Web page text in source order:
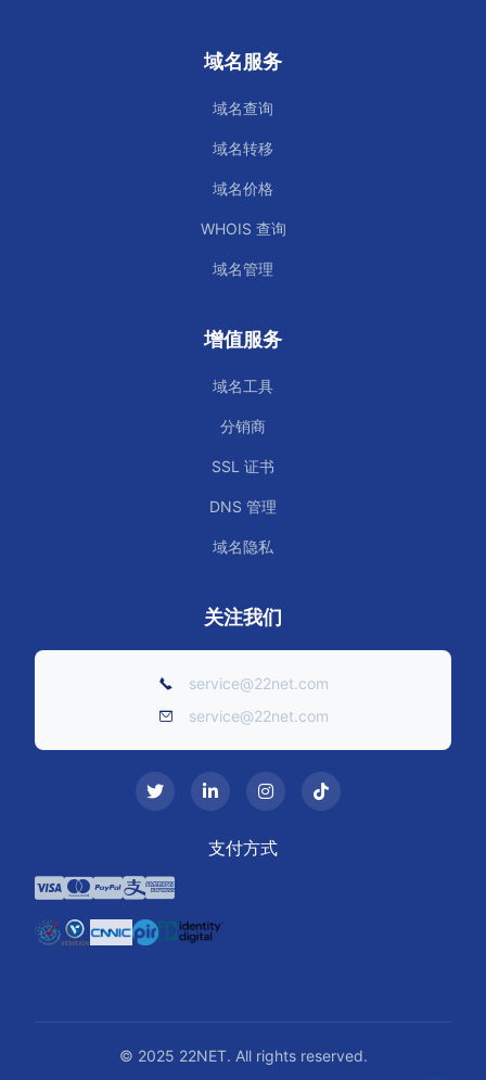
域名服务
域名查询
域名转移
域名价格
WHOIS 查询
域名管理
增值服务
域名工具
分销商
SSL 证书
DNS 管理
域名隐私
关注我们
service@22net.com
service@22net.com
支付方式
© 2025 22NET. All rights reserved.